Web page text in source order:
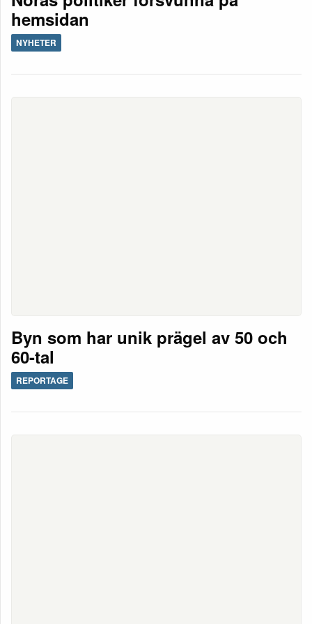
hemsidan
NYHETER
Byn som har unik prägel av 50 och
60-tal
REPORTAGE